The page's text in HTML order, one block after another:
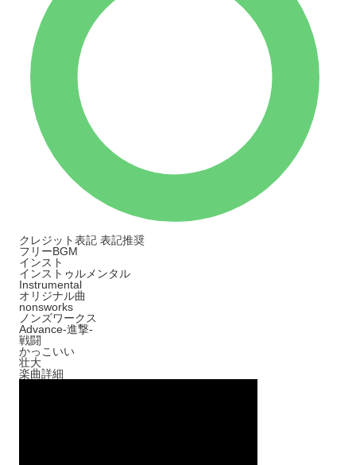
クレジット表記 表記推奨
フリーBGM
インスト
インストゥルメンタル
Instrumental
オリジナル曲
nonsworks
ノンズワークス
Advance-進撃-
戦闘
かっこいい
壮大
楽曲詳細